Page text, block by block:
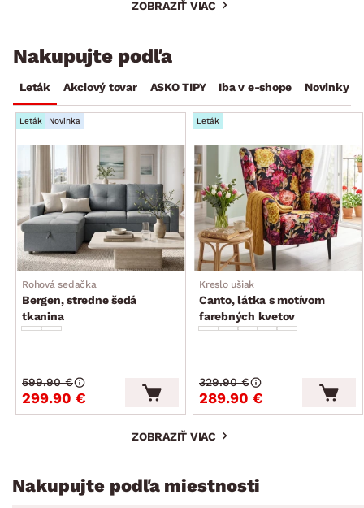
ZOBRAZIŤ VIAC
Nakupujte podľa
Leták Akciový tovar ASKO TIPY Iba v e-shope Novinky
Leták Novinka
Rohová sedačka
Bergen, stredne šedá
tkanina
299.90 €
599.90 €
Leták
Kreslo ušiak
Canto, látka s motívom
farebných kvetov
289.90 €
329.90 €
ZOBRAZIŤ VIAC
Nakupujte podľa miestnosti